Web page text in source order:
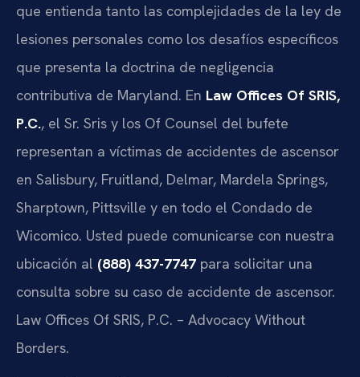
que entienda tanto las complejidades de la ley de
lesiones personales como los desafíos específicos
que presenta la doctrina de negligencia
contributiva de Maryland. En Law Offices Of SRIS,
P.C., el Sr. Sris y los Of Counsel del bufete
representan a víctimas de accidentes de ascensor
en Salisbury, Fruitland, Delmar, Mardela Springs,
Sharptown, Pittsville y en todo el Condado de
Wicomico. Usted puede comunicarse con nuestra
ubicación al (888) 437-7747 para solicitar una
consulta sobre su caso de accidente de ascensor.
Law Offices Of SRIS, P.C. – Advocacy Without
Borders.